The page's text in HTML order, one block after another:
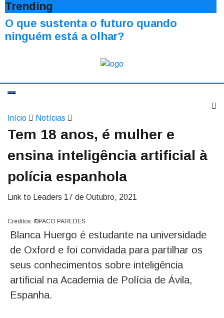
Trending
O que sustenta o futuro quando
ninguém está a olhar?
Início Notícias
Tem 18 anos, é mulher e
ensina inteligência artificial à
polícia espanhola
Link to Leaders 17 de Outubro, 2021
Créditos: ©PACO PAREDES
Blanca Huergo é estudante na universidade
de Oxford e foi convidada para partilhar os
seus conhecimentos sobre inteligência
artificial na Academia de Polícia de Ávila,
Espanha.